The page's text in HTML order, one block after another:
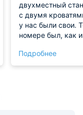
двухместный
с двумя
у нас были свои.
номере был, как
стаканы.
минимум
Подробнее